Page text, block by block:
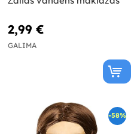
2,99 €
GALIMA
-58%